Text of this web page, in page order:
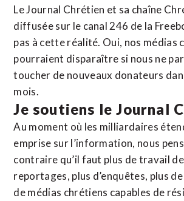
Le Journal Chrétien et sa chaîne
diffusée sur le canal 246 de la
pas à cette réalité. Oui, nos médias
pourraient disparaître si nous ne
toucher de nouveaux donateurs
mois.
Je soutiens le Journal
Au moment où les milliardaires
emprise sur l’information, nous
contraire qu’il faut plus de travail
reportages, plus d’enquêtes, plus
de médias chrétiens capables de